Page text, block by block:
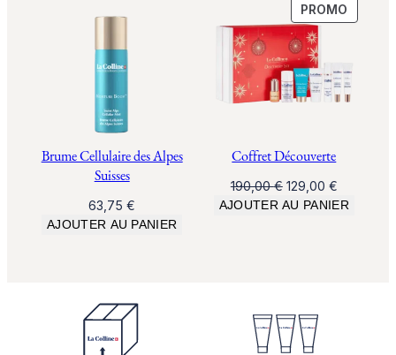
Brume Cellulaire des Alpes
Suisses
63,75€
AJOUTER AU PANIER
PROMO
EN
Coffret Découverte
190,00€ Le
prix
129,00 €Le
prix
AJOUTER AU PANIER